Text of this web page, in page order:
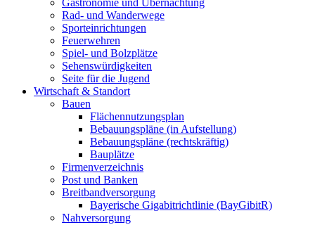
Gastronomie und Übernachtung
Rad- und Wanderwege
Sporteinrichtungen
Feuerwehren
Spiel- und Bolzplätze
Sehenswürdigkeiten
Seite für die Jugend
Wirtschaft & Standort
Bauen
Flächennutzungsplan
Bebauungspläne (in Aufstellung)
Bebauungspläne (rechtskräftig)
Bauplätze
Firmenverzeichnis
Post und Banken
Breitbandversorgung
Bayerische Gigabitrichtlinie (BayGibitR)
Nahversorgung